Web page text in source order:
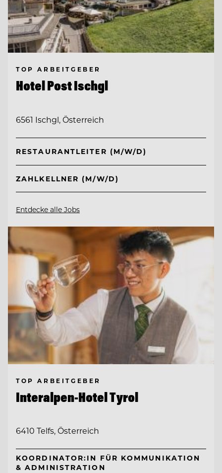
TOP ARBEITGEBER
Hotel Post Ischgl
6561 Ischgl, Österreich
RESTAURANTLEITER (M/W/D)
ZAHLKELLNER (M/W/D)
Entdecke alle Jobs
TOP ARBEITGEBER
Interalpen-Hotel Tyrol
6410 Telfs, Österreich
KOORDINATOR:IN FÜR KOMMUNIKATION
& ADMINISTRATION